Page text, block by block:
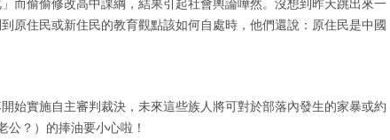
而偷偷修改高中課綱，結果引起社會輿論嘩然。沒想到昨天跳出來一
原住民或新住民的教育觀點該如何自處時，他們還說：原住民是中國
始實施自主審判裁決，未來這些族人將可對於部落內發生的家暴或約
？）的捧油要小心啦！